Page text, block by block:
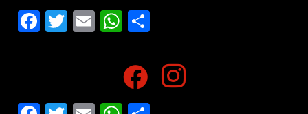
Facebook
Twitter
EmailWhatsApp